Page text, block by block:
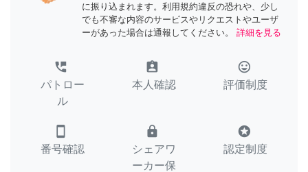
に振り込まれます。利用規約違反の恐れや、少し
でも不審な内容のサービスやリクエストやユーザ
ーがあった場合は通報してください。
詳細を見る
perm_phone_msg
パトロー
ル
assignment_ind
本人確認
tag_faces
評価制度
smartphone
番号確認
lock
シェアワ
ーカー保
stars
認定制度